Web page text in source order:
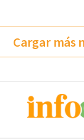
Cargar más